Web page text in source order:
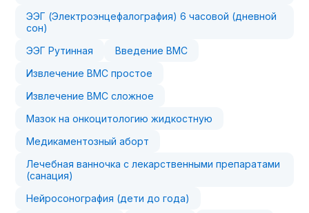
ЭЭГ (Электроэнцефалография) 6 часовой (дневной
сон)
ЭЭГ Рутинная
Введение ВМС
Извлечение ВМС простое
Извлечение ВМС сложное
Мазок на онкоцитологию жидкостную
Медикаментозный аборт
Лечебная ванночка с лекарственными препаратами
(санация)
Нейросонография (дети до года)